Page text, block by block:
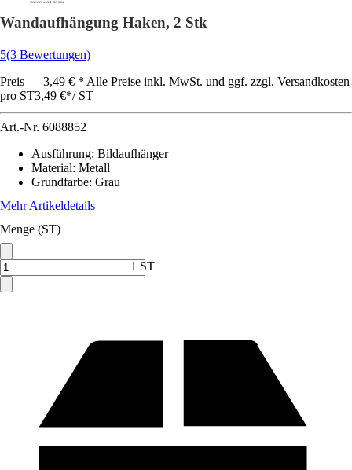
Wandaufhängung Haken, 2 Stk
5(3 Bewertungen)
Preis — 3,49 € * Alle Preise inkl. MwSt. und ggf. zzgl. Versandkosten
pro ST3,49 €*/ ST
Art.-Nr. 6088852
Ausführung: Bildaufhänger
Material: Metall
Grundfarbe: Grau
Mehr Artikeldetails
Menge (ST)
1 ST